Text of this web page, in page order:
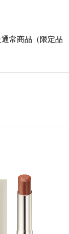
常商品（限定品